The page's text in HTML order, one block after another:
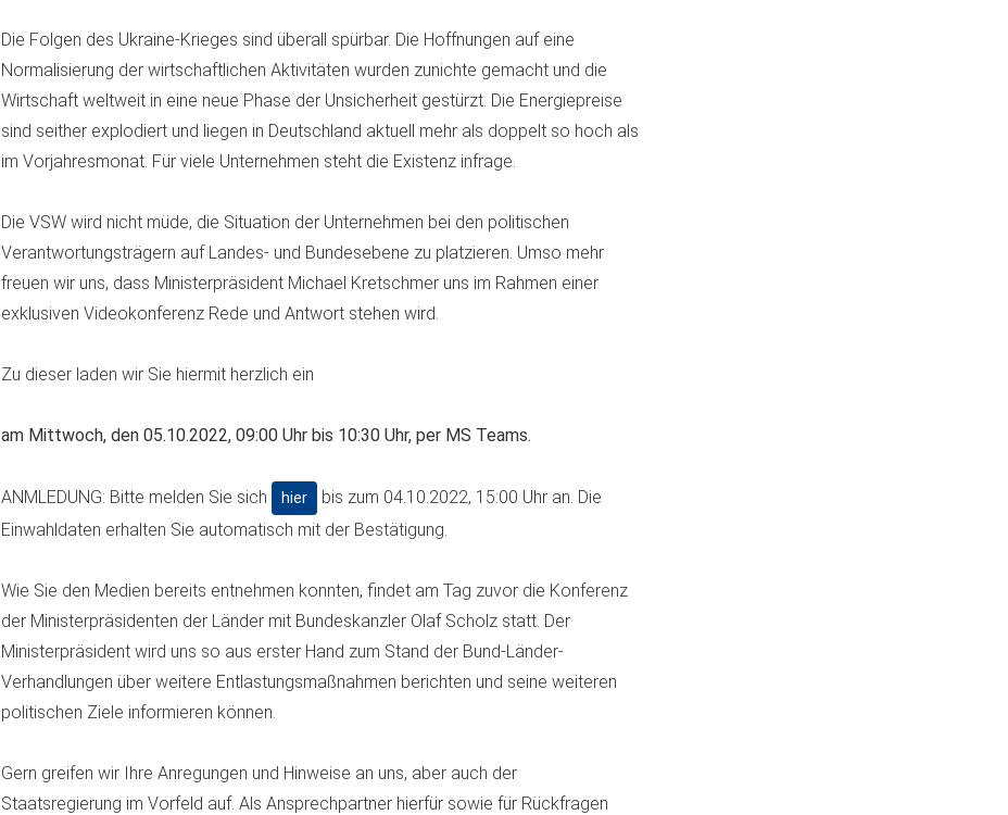
Die Folgen des Ukraine-Krieges sind überall spürbar. Die Hoffnungen auf eine
Normalisierung der wirtschaftlichen Aktivitäten wurden zunichte gemacht und die
Wirtschaft weltweit in eine neue Phase der Unsicherheit gestürzt. Die Energiepreise
sind seither explodiert und liegen in Deutschland aktuell mehr als doppelt so hoch als
im Vorjahresmonat. Für viele Unternehmen steht die Existenz infrage.
Die VSW wird nicht müde, die Situation der Unternehmen bei den politischen
Verantwortungsträgern auf Landes- und Bundesebene zu platzieren. Umso mehr
freuen wir uns, dass Ministerpräsident Michael Kretschmer uns im Rahmen einer
exklusiven Videokonferenz Rede und Antwort stehen wird.
Zu dieser laden wir Sie hiermit herzlich ein
am Mittwoch, den 05.10.2022, 09:00 Uhr bis 10:30 Uhr, per MS Teams.
ANMLEDUNG: Bitte melden Sie sich hier
bis zum 04.10.2022, 15:00 Uhr an. Die
Einwahldaten erhalten Sie automatisch mit der Bestätigung.
Wie Sie den Medien bereits entnehmen konnten, findet am Tag zuvor die Konferenz
der Ministerpräsidenten der Länder mit Bundeskanzler Olaf Scholz statt. Der
Ministerpräsident wird uns so aus erster Hand zum Stand der Bund-Länder-
Verhandlungen über weitere Entlastungsmaßnahmen berichten und seine weiteren
politischen Ziele informieren können.
Gern greifen wir Ihre Anregungen und Hinweise an uns, aber auch der
Staatsregierung im Vorfeld auf. Als Ansprechpartner hierfür sowie für Rückfragen